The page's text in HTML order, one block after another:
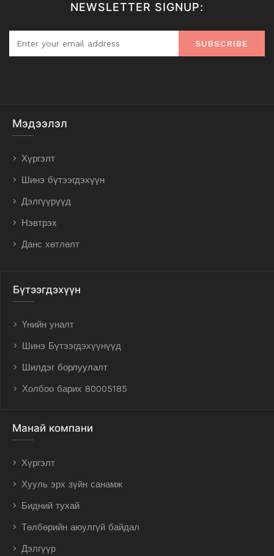
NEWSLETTER SIGNUP:
SUBSCRIBE
Мэдээлэл
Хүргэлт
Шинэ бүтээгдэхүүн
Дэлгүүрүүд
Нэвтрэх
Данс хөтлөлт
Бүтээгдэхүүн
Үнийн уналт
Шинэ Бүтээгдэхүүнүүд
Шилдэг борлуулалт
Холбоо барих 80005185
Манай компани
Хүргэлт
Хууль эрх зүйн санамж
Бидний тухай
Төлбөрийн аюулгүй байдал
Дэлгүүр